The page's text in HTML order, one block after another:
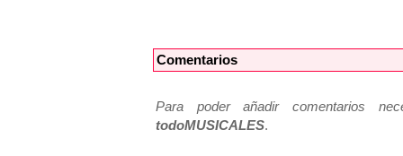
Comentarios
Para poder añadir comentarios
todoMUSICALES.